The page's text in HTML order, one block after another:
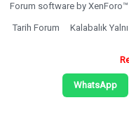
Forum software by XenForo™
Tarih Forum Kalabalık
WhatsApp